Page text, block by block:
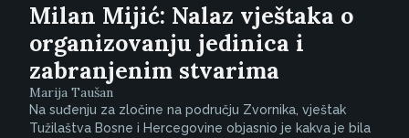
Milan Mijić: Nalaz vještaka o
organizovanju jedinica i
zabranjenim stvarima
Marija Taušan
Na suđenju za zločine na području Zvornika, vještak
Tužilaštva Bosne i Hercegovine objasnio je kakva je bila